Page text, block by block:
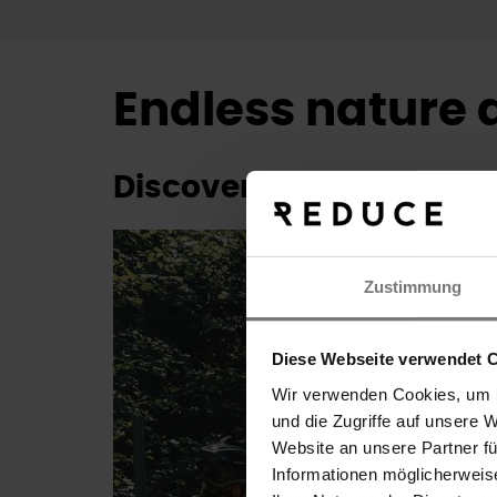
Zustimmung
Diese Webseite verwendet
Wir verwenden Cookies,
und die Zugriffe auf unsere
Website an unsere Partner
Informationen
Endless
Discover trails and
Search